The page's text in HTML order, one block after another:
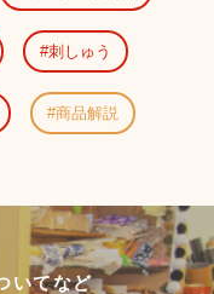
刺しゅう
商品解説
いてなど